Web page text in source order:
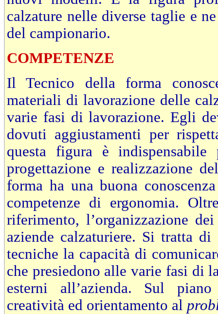
calzature nelle diverse taglie e
del campionario.
COMPETENZE
Il Tecnico della forma
materiali di lavorazione delle
varie fasi di lavorazione. Egli
dovuti aggiustamenti per
questa figura è
progettazione e realizzazione
forma ha una buona
competenze di ergonomia.
riferimento, l’organizzazione
aziende calzaturiere. Si tratta
tecniche la capacità di
che presiedono alle varie fasi di
esterni all’azienda. Sul
creatività ed orientamento al